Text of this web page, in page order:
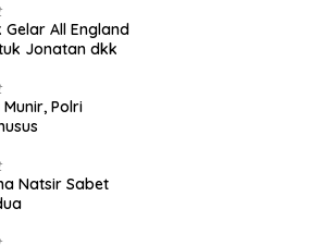
Gelar All England
Jonatan dkk
Polri
Natsir Sabet